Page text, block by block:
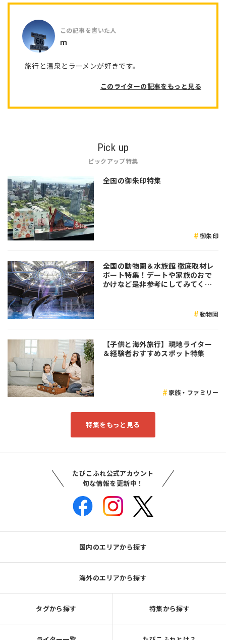
ｍ
旅行と温泉とラーメンが好きです。
このライターの記事をもっと見る
Pick up
ピックアップ特集
全国の御朱印特集
御朱印
全国の動物園＆水族館 徹底取材レ
ポート特集！デートや家族のおで
かけなど是非参考にしてみてくだ
動物園
【子供と海外旅行】現地ライター
＆経験者おすすめスポット特集
家族・ファミリー
特集をもっと見る
たびこふれ公式アカウント
旬な情報を更新中！
国内のエリアから探す
海外のエリアから探す
タグから探す 特集から探す